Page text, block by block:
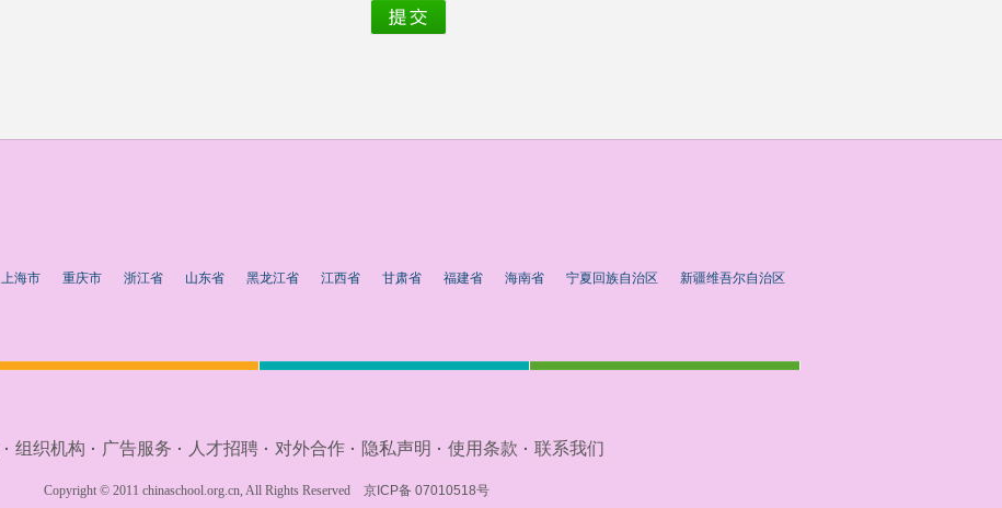
上海市 重庆市 浙江省 山东省 黑龙江省 江西省 甘肃省 福建省 海南省 宁夏回族自治区 新疆维吾尔自治区
· 组织机构 · 广告服务 · 人才招聘 · 对外合作 · 隐私声明 · 使用条款 · 联系我们
Copyright © 2011 chinaschool.org.cn, All Rights Reserved京ICP备 07010518号